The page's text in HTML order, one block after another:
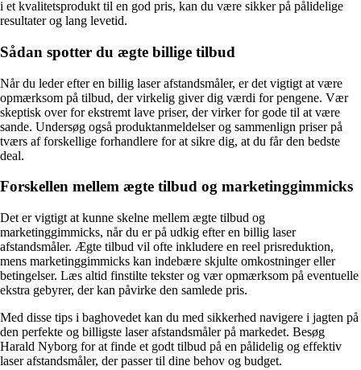
i et kvalitetsprodukt til en god pris, kan du være sikker på pålidelige
resultater og lang levetid.
Sådan spotter du ægte billige tilbud
Når du leder efter en billig laser afstandsmåler, er det vigtigt at være
opmærksom på tilbud, der virkelig giver dig værdi for pengene. Vær
skeptisk over for ekstremt lave priser, der virker for gode til at være
sande. Undersøg også produktanmeldelser og sammenlign priser på
tværs af forskellige forhandlere for at sikre dig, at du får den bedste
deal.
Forskellen mellem ægte tilbud og marketinggimmicks
Det er vigtigt at kunne skelne mellem ægte tilbud og
marketinggimmicks, når du er på udkig efter en billig laser
afstandsmåler. Ægte tilbud vil ofte inkludere en reel prisreduktion,
mens marketinggimmicks kan indebære skjulte omkostninger eller
betingelser. Læs altid finstilte tekster og vær opmærksom på eventuelle
ekstra gebyrer, der kan påvirke den samlede pris.
Med disse tips i baghovedet kan du med sikkerhed navigere i jagten på
den perfekte og billigste laser afstandsmåler på markedet. Besøg
Harald Nyborg for at finde et godt tilbud på en pålidelig og effektiv
laser afstandsmåler, der passer til dine behov og budget.